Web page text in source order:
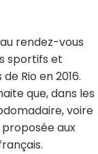
rendez-vous
sportifs et
Rio en 2016.
que, dans les
voire
aux